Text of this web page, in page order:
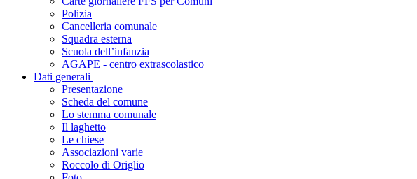
Polizia
Cancelleria comunale
Squadra esterna
Scuola dell’infanzia
AGAPE - centro extrascolastico
Dati generali
Presentazione
Scheda del comune
Lo stemma comunale
Il laghetto
Le chiese
Associazioni varie
Roccolo di Origlio